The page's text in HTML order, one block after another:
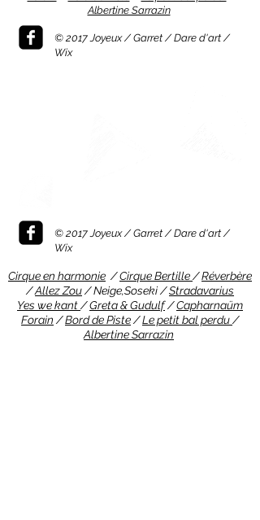
Albertine Sarrazin
© 2017 Joyeux / Garret / Dare d'art /
Wix
© 2017 Joyeux / Garret / Dare d'art /
Wix
Cirque en harmonie /Cirque Bertille/Réverbère
/Allez Zou/ Neige,Soseki /Stradavarius
Yes we kant/Greta & Gudulf/Capharnaüm
Forain /Bord de Piste/Le petit bal perdu/
Albertine Sarrazin